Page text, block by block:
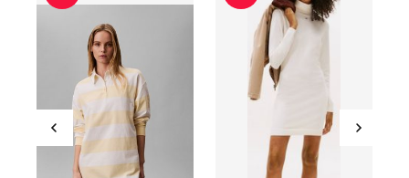
Przesuń w lewo